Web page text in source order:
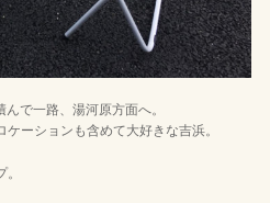
で一路、湯河原方面へ。
ーションも含めて大好きな吉浜。